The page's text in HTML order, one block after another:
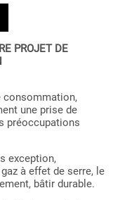
PROJET DE
consommation,
une prise de
préoccupations
exception,
à effet de serre, le
bâtir durable.